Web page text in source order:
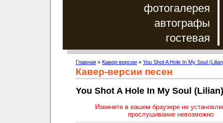
фотогалерея
автографы
гостевая
Главная » Кавер-версии » You Shot A Hole In My Soul
Кавер-версии песен
You Shot A Hole In My Soul (Lilian)
Извините в вашем браузере не
прослушивание невозможно